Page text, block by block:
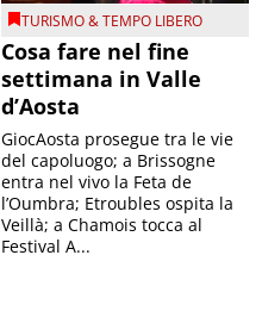
TURISMO & TEMPO LIBERO
Cosa fare nel fine
settimana in Valle
d’Aosta
GiocAosta prosegue tra le vie
del capoluogo; a Brissogne
entra nel vivo la Feta de
l’Oumbra; Etroubles ospita la
Veillà; a Chamois tocca al
Festival A...